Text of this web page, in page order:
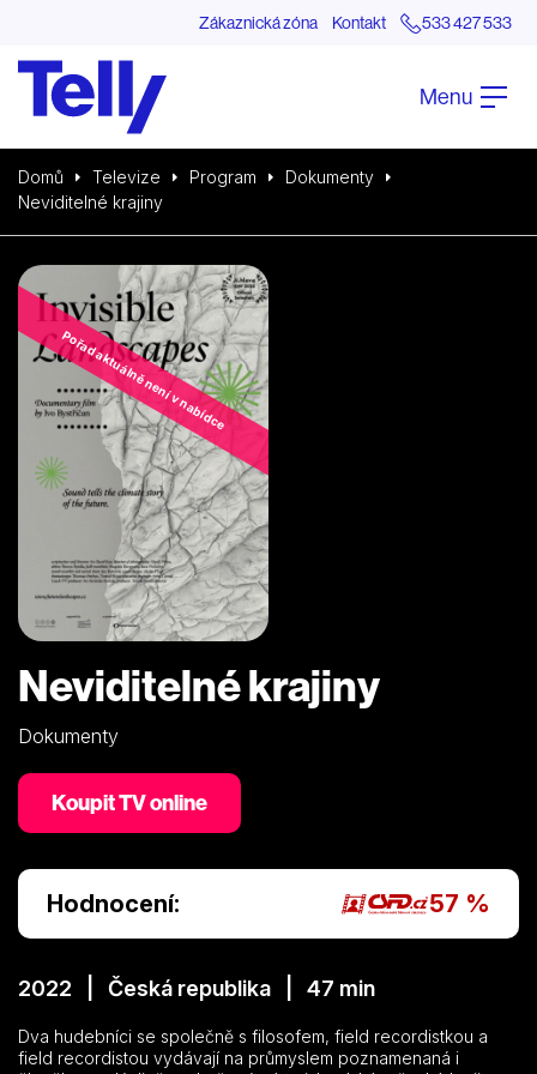
Zákaznická zóna Kontakt 533 427 533
Menu
Domů Televize Program
Dokumenty
Neviditelné krajiny
Pořad aktuálně není v nabídce
Neviditelné krajiny
Dokumenty
Koupit TV online
Hodnocení: 57 %
2022 | Česká republika | 47 min
Dva hudebníci se společně s filosofem, field recordistkou a
field recordistou vydávají na průmyslem poznamenaná i